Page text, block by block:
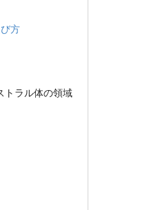
方
トラル体の領域